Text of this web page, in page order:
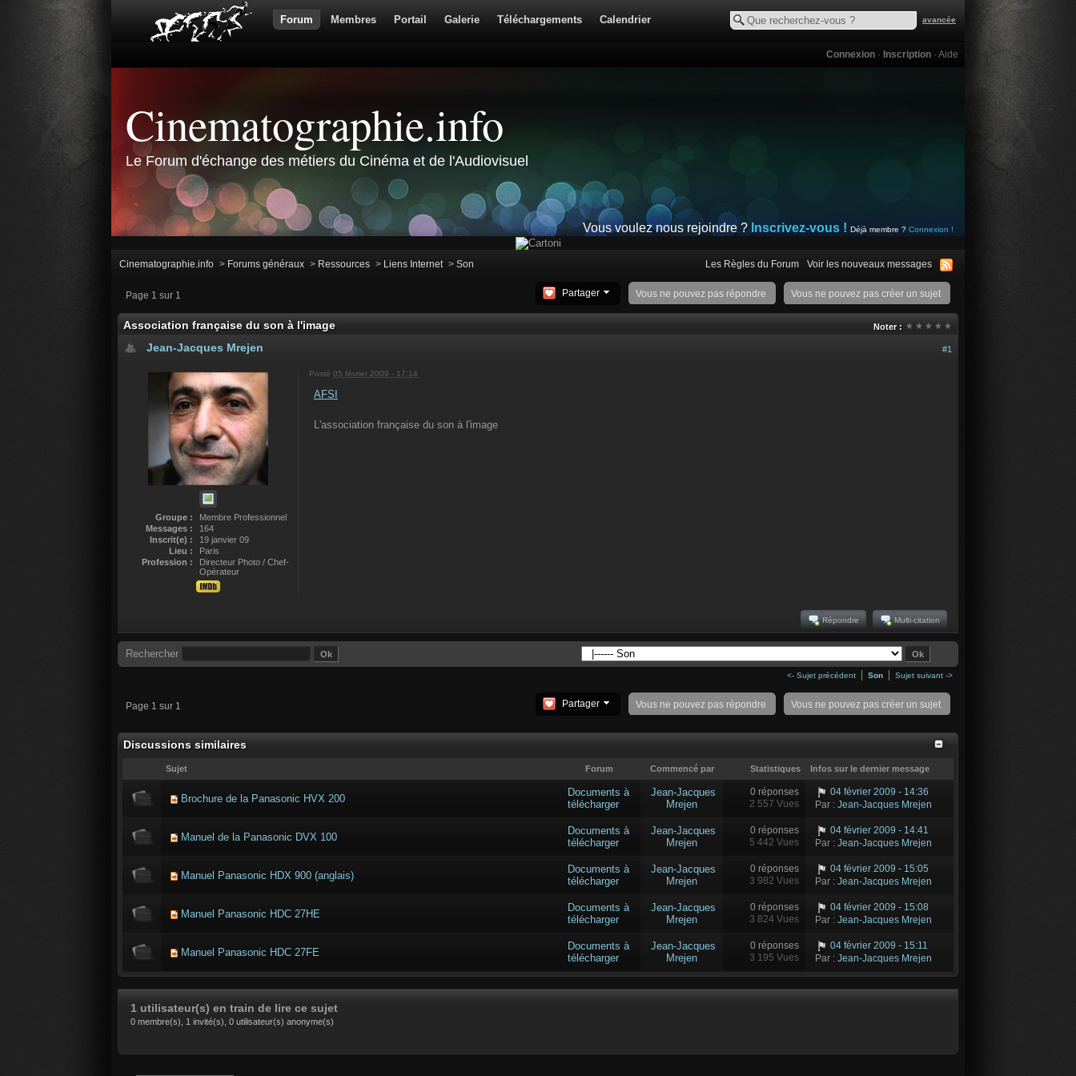
avancée
Forum Membres Portail Galerie Téléchargements Calendrier
Connexion · Inscription · Aide
Cinematographie.info
Le Forum d'échange des métiers du Cinéma et de l'Audiovisuel
Vous voulez nous rejoindre ? Inscrivez-vous ! Déjà membre ? Connexion !
Cinematographie.info > Forums généraux > Ressources > Liens Internet > Son Les Règles du Forum Voir les nouveaux messages
Page 1 sur 1 Vous ne pouvez pas créer un sujet
Vous ne pouvez pas répondre
Partager
Association française du son à l'image Noter :
#1
Jean-Jacques Mrejen
Groupe :
Membre Professionnel
Messages :
164
Inscrit(e) :
19 janvier 09
Lieu :
Paris
Profession :
Directeur Photo / Chef-
Opérateur
Posté 05 février 2009 - 17:14
AFSI
L'association française du son à l'image
Multi-citation
Répondre
Rechercher
<- Sujet précédent Son Sujet suivant ->
Page 1 sur 1 Vous ne pouvez pas créer un sujet
Vous ne pouvez pas répondre
Partager
Discussions similaires
Sujet Forum Commencé par Statistiques Infos sur le dernier message
Brochure de la Panasonic HVX 200
Documents à
télécharger
Jean-Jacques
Mrejen
0 réponses
2 557 Vues
04 février 2009 - 14:36
Par : Jean-Jacques Mrejen
Manuel de la Panasonic DVX 100
Documents à
télécharger
Jean-Jacques
Mrejen
0 réponses
5 442 Vues
04 février 2009 - 14:41
Par : Jean-Jacques Mrejen
Manuel Panasonic HDX 900 (anglais)
Documents à
télécharger
Jean-Jacques
Mrejen
0 réponses
3 982 Vues
04 février 2009 - 15:05
Par : Jean-Jacques Mrejen
Manuel Panasonic HDC 27HE
Documents à
télécharger
Jean-Jacques
Mrejen
0 réponses
3 824 Vues
04 février 2009 - 15:08
Par : Jean-Jacques Mrejen
Manuel Panasonic HDC 27FE
Documents à
télécharger
Jean-Jacques
Mrejen
0 réponses
3 195 Vues
04 février 2009 - 15:11
Par : Jean-Jacques Mrejen
1 utilisateur(s) en train de lire ce sujet
0 membre(s), 1 invité(s), 0 utilisateur(s) anonyme(s)